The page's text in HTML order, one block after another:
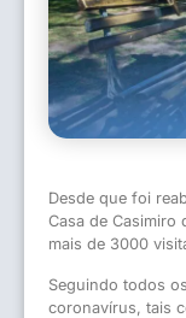
Desde que foi
Casa de Casimiro
mais de 3000
Seguindo todos
coronavírus, tais